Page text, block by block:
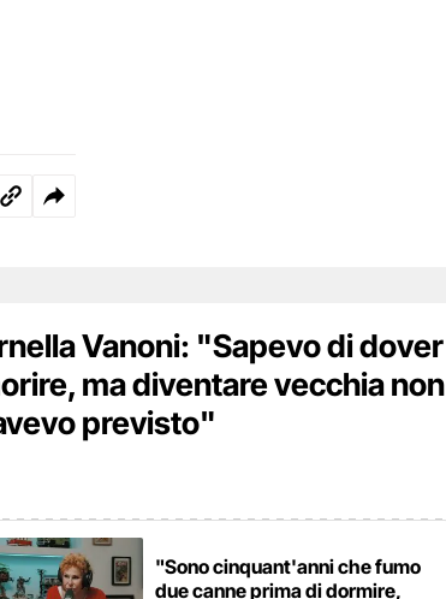
Vanoni: "Sapevo di dover
ma diventare vecchia non
previsto"
"Sono cinquant'anni che fumo
due canne prima di dormire,